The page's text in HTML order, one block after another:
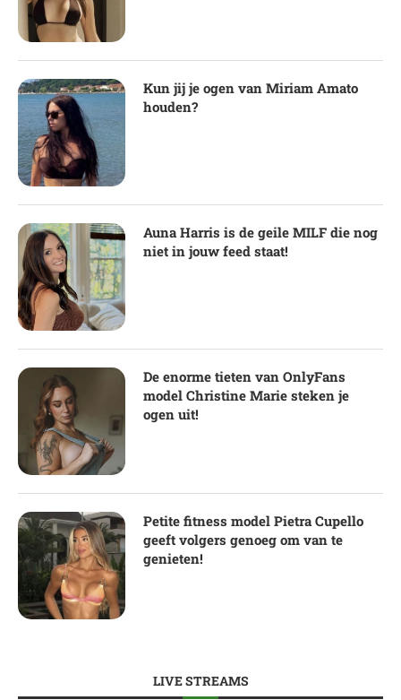
Kun jij je ogen van Miriam Amato
houden?
Auna Harris is de geile MILF die nog
niet in jouw feed staat!
De enorme tieten van OnlyFans
model Christine Marie steken je
ogen uit!
Petite fitness model Pietra Cupello
geeft volgers genoeg om van te
genieten!
LIVE STREAMS